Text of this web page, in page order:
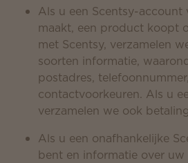
Als u een Scentsy-account
maakt, een product koopt
met Scentsy, verzamelen
soorten informatie,
postadres,
contactvoorkeuren. Als u
verzamelen we ook
Als u een onafhankelijke
bent en informatie over